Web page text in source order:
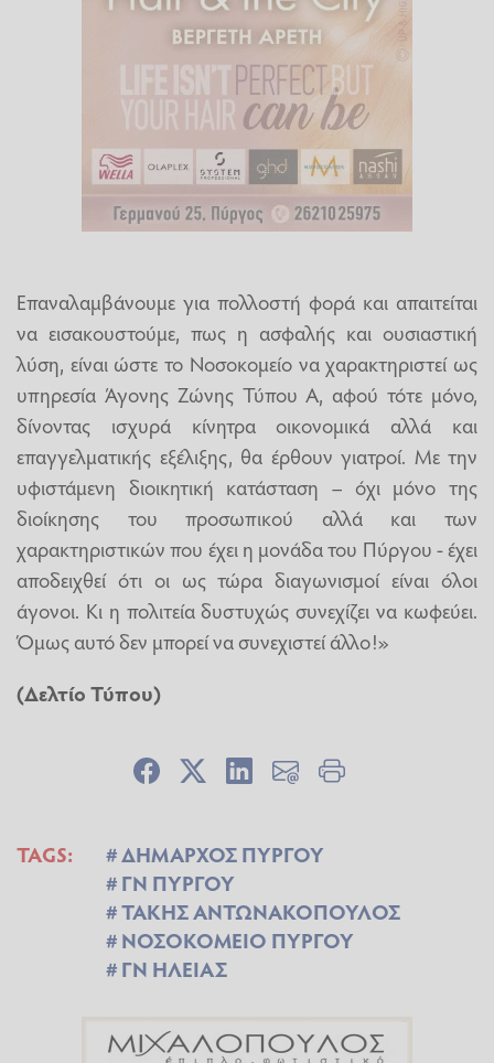
Επαναλαμβάνουμε για πολλοστή φορά και απαιτείται
να εισακουστούμε, πως η ασφαλής και ουσιαστική
λύση, είναι ώστε το Νοσοκομείο να χαρακτηριστεί ως
υπηρεσία Άγονης Ζώνης Τύπου Α, αφού τότε μόνο,
δίνοντας ισχυρά κίνητρα οικονομικά αλλά και
επαγγελματικής εξέλιξης, θα έρθουν γιατροί. Με την
υφιστάμενη διοικητική κατάσταση – όχι μόνο της
διοίκησης του προσωπικού αλλά και των
χαρακτηριστικών που έχει η μονάδα του Πύργου - έχει
αποδειχθεί ότι οι ως τώρα διαγωνισμοί είναι όλοι
άγονοι. Κι η πολιτεία δυστυχώς συνεχίζει να κωφεύει.
Όμως αυτό δεν μπορεί να συνεχιστεί άλλο!»
(Δελτίο Τύπου)
TAGS:
ΔΗΜΑΡΧΟΣ ΠΥΡΓΟΥ
ΓΝ ΠΥΡΓΟΥ
ΤΑΚΗΣ ΑΝΤΩΝΑΚΟΠΟΥΛΟΣ
ΝΟΣΟΚΟΜΕΙΟ ΠΥΡΓΟΥ
ΓΝ ΗΛΕΙΑΣ